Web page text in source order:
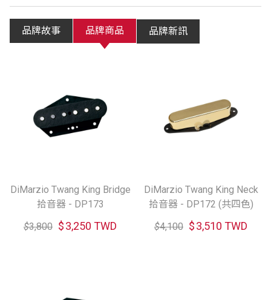
品牌故事 品牌商品 品牌新訊
DiMarzio Twang King Bridge
拾音器 - DP173
$3,800 $3,250 TWD
DiMarzio Twang King Neck
拾音器 - DP172 (共四色)
$4,100 $3,510 TWD